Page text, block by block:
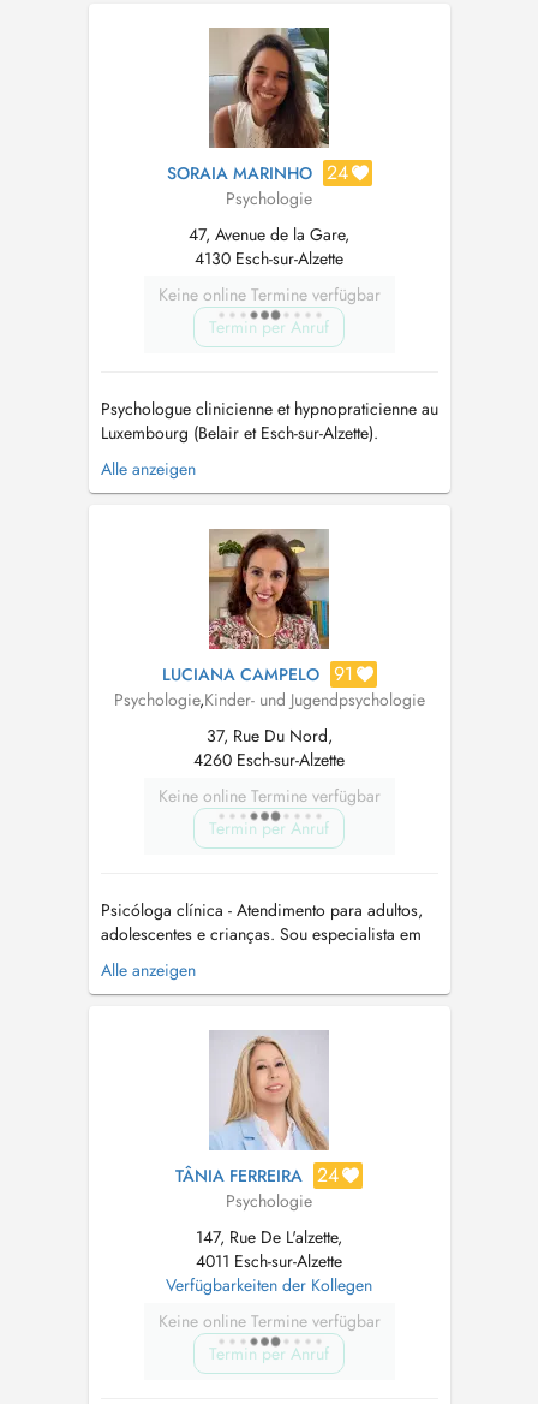
conviction que chaque système recèle les
ressources pour trouver des solutions
SORAIA MARINHO 24
Psychologie
47, Avenue de la Gare,
4130 Esch-sur-Alzette
Keine online Termine verfügbar
Termin per Anruf
Psychologue clinicienne et hypnopraticienne au
Luxembourg (Belair et Esch-sur-Alzette).
Diplômée de l'Université de Liège (Belgique)
en 2021. Je suis spécialisée en clinique de
exercé dans les différents domaines de la
psychologie, notamment avec de...
Alle anzeigen
LUCIANA CAMPELO 91
Psychologie,Kinder- und Jugendpsychologie
37, Rue Du Nord,
4260 Esch-sur-Alzette
Keine online Termine verfügbar
Termin per Anruf
Psicóloga clínica - Atendimento para adultos,
adolescentes e crianças. Sou especialista em
atendimento de crianças e adolescentes, com
foco no desenvolvimento emocional,
cognitivo comportamental como base de
tratamento. Possuo também especialização ...
Alle anzeigen
TÂNIA FERREIRA 24
Psychologie
147, Rue De L'alzette,
4011 Esch-sur-Alzette
Verfügbarkeiten der Kollegen
Keine online Termine verfügbar
Termin per Anruf